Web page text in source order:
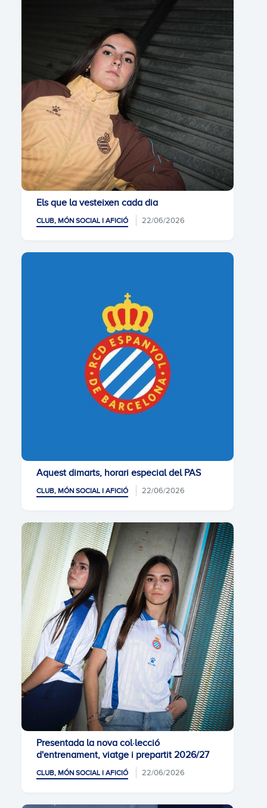
Els que la vesteixen cada dia
CLUB, MÓN SOCIAL I AFICIÓ 22/06/2026
Aquest dimarts, horari especial del PAS
CLUB, MÓN SOCIAL I AFICIÓ 22/06/2026
Presentada la nova col·lecció
d'entrenament, viatge i prepartit 2026/27
CLUB, MÓN SOCIAL I AFICIÓ 22/06/2026